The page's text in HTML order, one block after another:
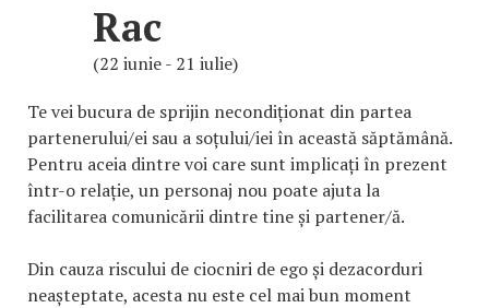
Rac
(22 iunie - 21 iulie)
Te vei bucura de sprijin necondiționat din partea
partenerului/ei sau a soțului/iei în această săptămână.
Pentru aceia dintre voi care sunt implicați în prezent
într-o relație, un personaj nou poate ajuta la
facilitarea comunicării dintre tine și partener/ă.
Din cauza riscului de ciocniri de ego și dezacorduri
neașteptate, acesta nu este cel mai bun moment